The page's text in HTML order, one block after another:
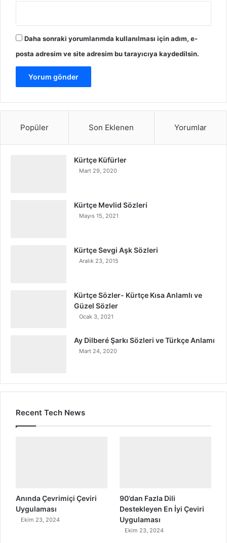
Daha sonraki yorumlarımda kullanılması için adım, e-
posta adresim ve site adresim bu tarayıcıya kaydedilsin.
Popüler Son Eklenen Yorumlar
Kürtçe Küfürler
Mart 29, 2020
Kürtçe Mevlid Sözleri
Mayıs 15, 2021
Kürtçe Sevgi Aşk Sözleri
Aralık 23, 2015
Kürtçe Sözler- Kürtçe Kısa Anlamlı ve
Güzel Sözler
Ocak 3, 2021
Ay Dilberé Şarkı Sözleri ve Türkçe Anlamı
Mart 24, 2020
Recent Tech News
Anında Çevrimiçi Çeviri
Uygulaması
Ekim 23, 2024
90’dan Fazla Dili
Destekleyen En İyi Çeviri
Uygulaması
Ekim 23, 2024